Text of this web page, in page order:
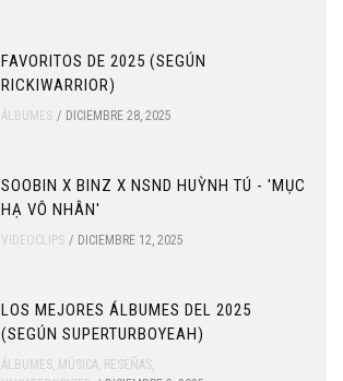
FAVORITOS DE 2025 (SEGÚN
RICKIWARRIOR)
ÁLBUMES DICIEMBRE 28, 2025
SOOBIN X BINZ X NSND HUỲNH TÚ - 'MỤC
HẠ VÔ NHÂN'
VIDEOCLIPS DICIEMBRE 12, 2025
LOS MEJORES ÁLBUMES DEL 2025
(SEGÚN SUPERTURBOYEAH)
ÁLBUMES MÚSICA RESEÑAS